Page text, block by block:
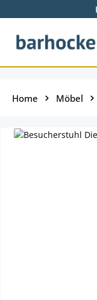
Zum Hauptinhalt
Home Möbel